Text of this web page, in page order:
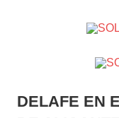
Crevillente,
DELAFE EN